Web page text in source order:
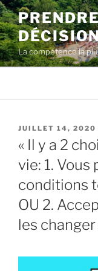
Aller
au
contenu
La compétence la
PUBLIÉ
JUILLET 14, 2020
« Il y a 2
vie: 1.
conditions
OU 2.
les changer